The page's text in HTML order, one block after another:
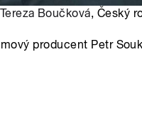
Tereza Boučková, Český
producent Petr